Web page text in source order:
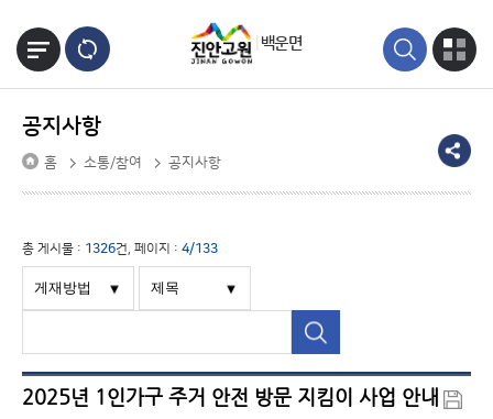
백운면
공지사항
홈 소통/참여 공지사항
총 게시물 : 1326건, 페이지 : 4/133
2025년 1인가구 주거 안전 방문 지킴이 사업 안내